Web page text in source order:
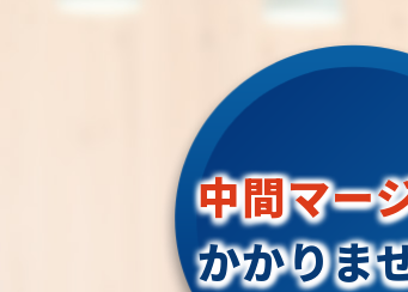
中間マー
かかりま